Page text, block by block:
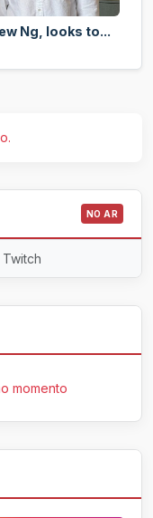
Ng, looks to...
NO AR
Twitch
momento